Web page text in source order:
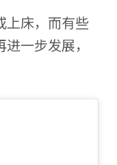
上床，而有些
一步发展，